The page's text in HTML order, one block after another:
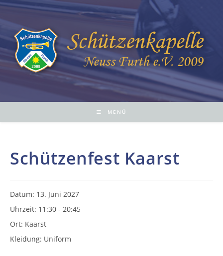
Zum
Inhalt
springen
MENÜ
Schützenfest Kaarst
Datum: 13. Juni 2027
Uhrzeit: 11:30 - 20:45
Ort: Kaarst
Kleidung: Uniform